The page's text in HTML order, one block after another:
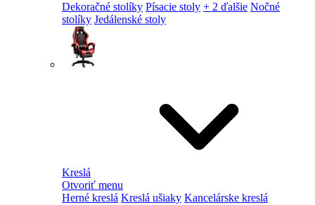
Dekoračné stolíky Písacie stoly + 2 ďalšie Nočné
stolíky Jedálenské stoly
Kreslá
Otvoriť menu
Herné kreslá Kreslá ušiaky Kancelárske kreslá